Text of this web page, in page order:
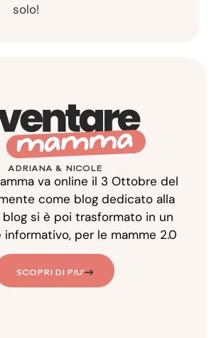
solo!
ADRIANA & NICOLE
va online il 3 Ottobre del
come blog dedicato alla
blog si è poi trasformato in un
per le mamme 2.0
SCOPRI DI PIU'